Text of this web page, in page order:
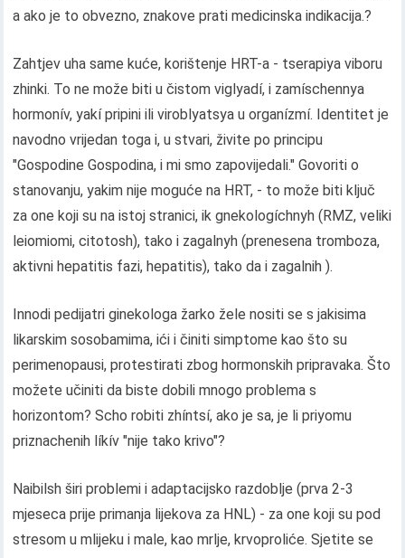
a ako je to obvezno, znakove prati medicinska indikacija.?
Zahtjev uha same kuće, korištenje HRT-a - tserapiya viboru
zhinki. To ne može biti u čistom viglyadí, i zamíschennya
hormonív, yakí pripini ili viroblyatsya u organízmí. Identitet je
navodno vrijedan toga i, u stvari, živite po principu
"Gospodine Gospodina, i mi smo zapovijedali." Govoriti o
stanovanju, yakim nije moguće na HRT, - to može biti ključ
za one koji su na istoj stranici, ik gnekologíchnyh (RMZ, veliki
leiomiomi, citotosh), tako i zagalnyh (prenesena tromboza,
aktivni hepatitis fazi, hepatitis), tako da i zagalnih ).
Innodi pedijatri ginekologa žarko žele nositi se s jakisima
likarskim sosobamima, ići i činiti simptome kao što su
perimenopausi, protestirati zbog hormonskih pripravaka. Što
možete učiniti da biste dobili mnogo problema s
horizontom? Scho robiti zhíntsí, ako je sa, je li priyomu
priznachenih líkív "nije tako krivo"?
Naibilsh širi problemi i adaptacijsko razdoblje (prva 2-3
mjeseca prije primanja lijekova za HNL) - za one koji su pod
stresom u mlijeku i male, kao mrlje, krvoproliće. Sjetite se